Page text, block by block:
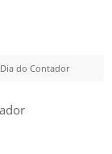
do Contador